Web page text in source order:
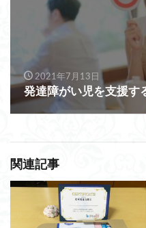
2021年7月13日
発達障がい児を支援す
関連記事